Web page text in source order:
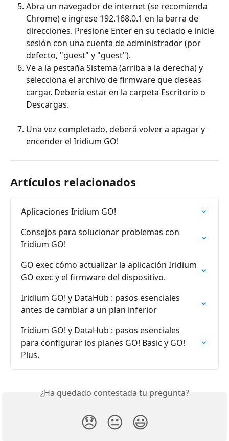
Abra un navegador de internet (se recomienda
Chrome) e ingrese 192.168.0.1 en la barra de
direcciones. Presione Enter en su teclado e inicie
sesión con una cuenta de administrador (por
defecto, "guest" y "guest").
Ve a la pestaña Sistema (arriba a la derecha) y
selecciona el archivo de firmware que deseas
cargar. Debería estar en la carpeta Escritorio o
Descargas.
Una vez completado, deberá volver a apagar y
encender el Iridium GO!
Artículos relacionados
Aplicaciones Iridium GO!
Consejos para solucionar problemas con
Iridium GO!
GO exec cómo actualizar la aplicación Iridium
GO exec y el firmware del dispositivo.
Iridium GO! y DataHub : pasos esenciales
antes de cambiar a un plan inferior
Iridium GO! y DataHub : pasos esenciales
para configurar los planes GO! Basic y GO!
Plus.
¿Ha quedado contestada tu pregunta?
😞 😐 😃